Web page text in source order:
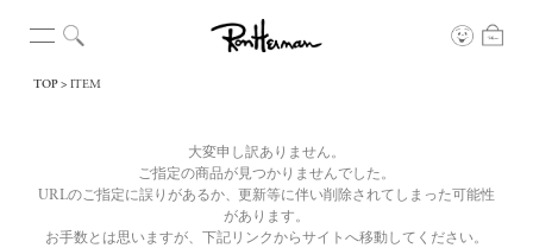
TOP ITEM
大変申し訳ありません。
ご指定の商品が見つかりませんでした。
URLのご指定に誤りがあるか、更新等に伴い削除されてしまった可能性
があります。
お手数とは思いますが、下記リンクからサイトへ移動してください。